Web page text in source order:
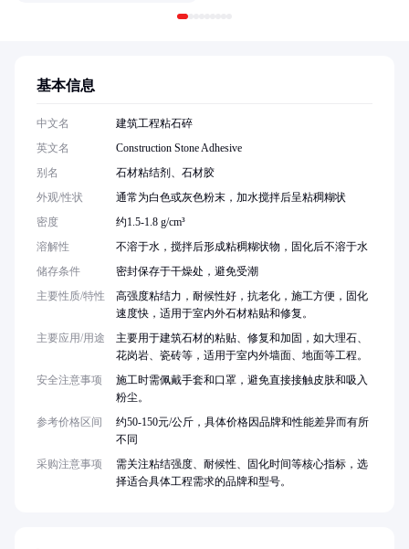
基本信息
中文名
建筑工程粘石碎
英文名
Construction Stone Adhesive
别名
石材粘结剂、石材胶
外观/性状
通常为白色或灰色粉末，加水搅拌后呈粘稠糊状
密度
约1.5-1.8 g/cm³
溶解性
不溶于水，搅拌后形成粘稠糊状物，固化后不溶于水
储存条件
密封保存于干燥处，避免受潮
主要性质/特性
高强度粘结力，耐候性好，抗老化，施工方便，固化
速度快，适用于室内外石材粘贴和修复。
主要应用/用途
主要用于建筑石材的粘贴、修复和加固，如大理石、
花岗岩、瓷砖等，适用于室内外墙面、地面等工程。
安全注意事项
施工时需佩戴手套和口罩，避免直接接触皮肤和吸入
粉尘。
参考价格区间
约50-150元/公斤，具体价格因品牌和性能差异而有所
不同
采购注意事项
需关注粘结强度、耐候性、固化时间等核心指标，选
择适合具体工程需求的品牌和型号。